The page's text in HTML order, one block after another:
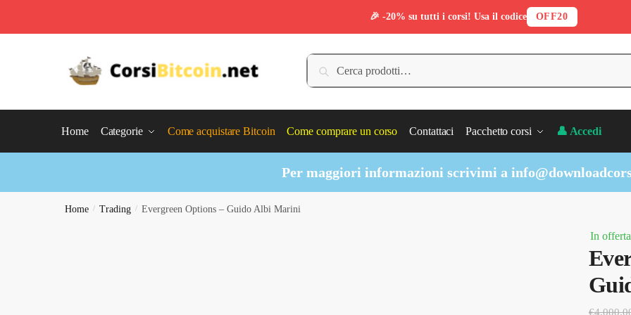
Cerca:
Cerca
Home Categorie Come acquistare Bitcoin Come comprare un corso Contattaci Pacchetto corsi 👤 Accedi
Per maggiori informazioni scrivimi a
Home / Trading / Evergreen Options – Guido Albi Marini
In
€
🎉 -20% su tutti i corsi! Usa il codice OFF20